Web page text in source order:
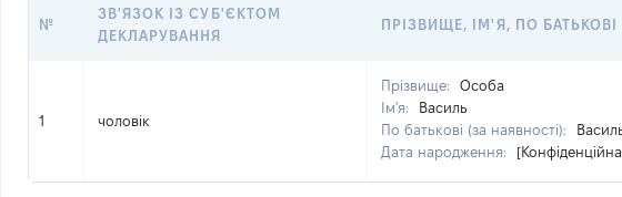
№
ЗВ'ЯЗОК ІЗ СУБ'ЄКТОМ
ДЕКЛАРУВАННЯ
ПРІЗВИЩЕ, ІМ'Я, ПО БАТЬКОВІ
1 чоловік
Прізвище:
Особа
Ім'я:
Василь
По батькові (за наявності):
Дата народження: